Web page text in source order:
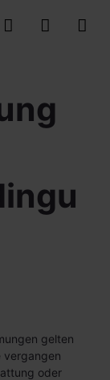
gelten
vergangen
oder